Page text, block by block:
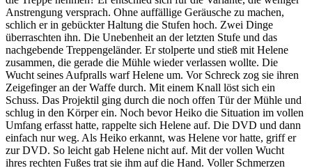
Anstrengung versprach. Ohne auffällige Geräusche zu machen,
schlich er in gebückter Haltung die Stufen hoch. Zwei Dinge
überraschten ihn. Die Unebenheit an der letzten Stufe und das
nachgebende Treppengeländer. Er stolperte und stieß mit Helene
zusammen, die gerade die Mühle wieder verlassen wollte. Die
Wucht seines Aufpralls warf Helene um. Vor Schreck zog sie ihren
Zeigefinger an der Waffe durch. Mit einem Knall löst sich ein
Schuss. Das Projektil ging durch die noch offen Tür der Mühle und
schlug in den Körper ein. Noch bevor Heiko die Situation im vollen
Umfang erfasst hatte, rappelte sich Helene auf. Die DVD und dann
einfach nur weg. Als Heiko erkannt, was Helene vor hatte, griff er
zur DVD. So leicht gab Helene nicht auf. Mit der vollen Wucht
ihres rechten Fußes trat sie ihm auf die Hand. Voller Schmerzen